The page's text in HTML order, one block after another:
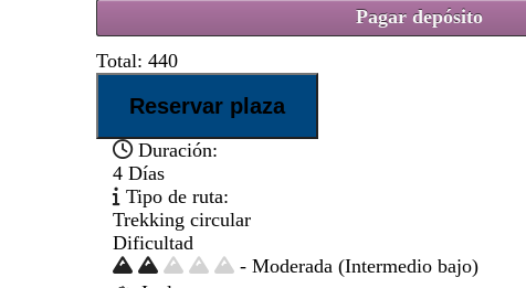
Pagar depósito
Total: 440
días)
con
guía
ascensión
Reservar plaza
Duración:
4 Días
Tipo de ruta:
Trekking circular
Dificultad
- Moderada (Intermedio bajo)